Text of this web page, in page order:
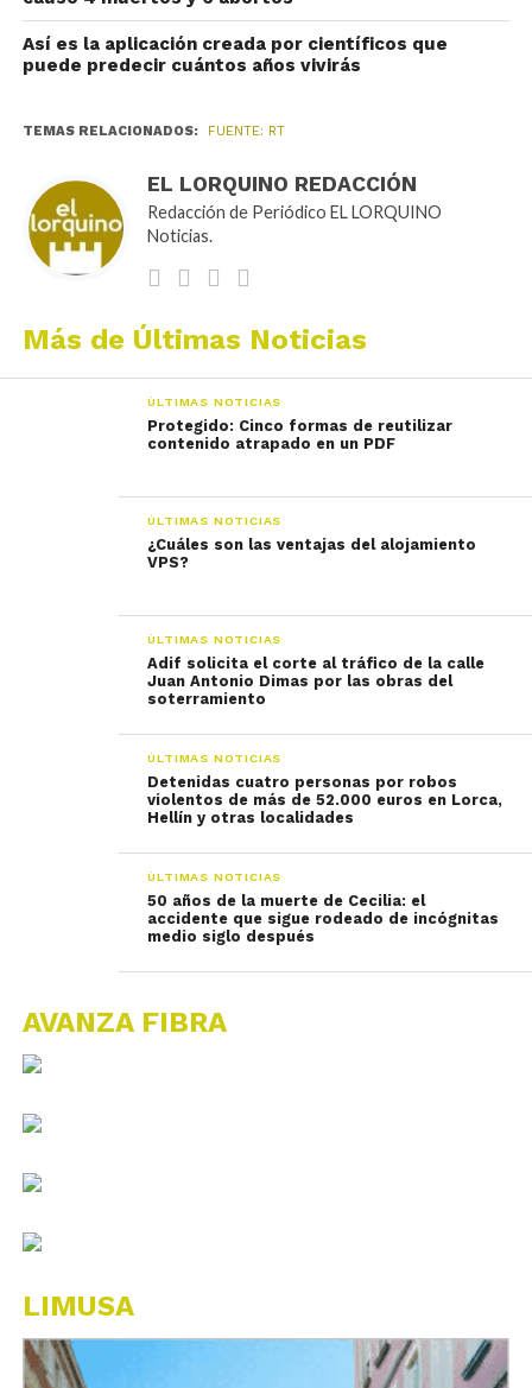
Así es la aplicación creada por científicos que
puede predecir cuántos años vivirás
TEMAS RELACIONADOS: FUENTE: RT
EL LORQUINO REDACCIÓN
Redacción de Periódico EL LORQUINO
Noticias.
Más de Últimas Noticias
ÚLTIMAS NOTICIAS
Protegido: Cinco formas de reutilizar
contenido atrapado en un PDF
ÚLTIMAS NOTICIAS
¿Cuáles son las ventajas del alojamiento
VPS?
ÚLTIMAS NOTICIAS
Adif solicita el corte al tráfico de la calle
Juan Antonio Dimas por las obras del
soterramiento
ÚLTIMAS NOTICIAS
Detenidas cuatro personas por robos
violentos de más de 52.000 euros en Lorca,
Hellín y otras localidades
ÚLTIMAS NOTICIAS
50 años de la muerte de Cecilia: el
accidente que sigue rodeado de incógnitas
medio siglo después
AVANZA FIBRA
LIMUSA